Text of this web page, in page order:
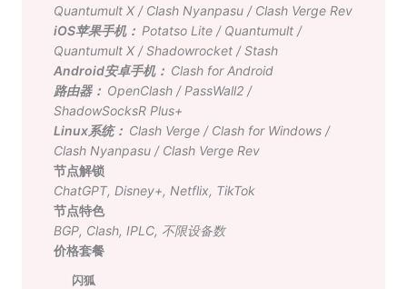
Quantumult X/ Clash Nyanpasu/ Clash Verge Rev
iOS苹果手机： Potatso Lite/ Quantumult/
Quantumult X/Shadowrocket/Stash
Android安卓手机： Clash for Android
路由器： OpenClash/PassWall2/
ShadowSocksR Plus+
Linux系统： Clash Verge/ Clash for Windows/
Clash Nyanpasu/ Clash Verge Rev
节点解锁
ChatGPT, Disney+, Netflix, TikTok
节点特色
BGP, Clash, IPLC, 不限设备数
价格套餐
闪狐